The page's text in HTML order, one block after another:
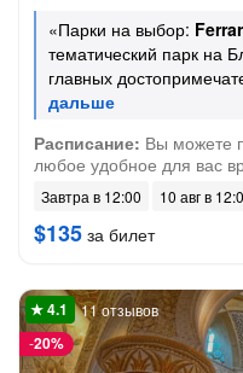
«Парки на выбор:
тематический парк на
главных
Расписание: Вы можете
любое удобное для вас
Завтра в 12:00 10 авг в
$135 за билет
-20%
11 отзывов